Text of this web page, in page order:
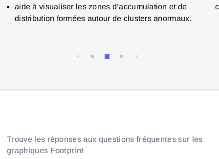
aide à visualiser les zones d’accumulation et de
distribution formées autour de clusters anormaux.
Trouve les réponses aux questions fréquentes sur les
graphiques Footprint